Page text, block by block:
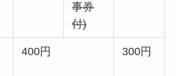
事券
付)
400円 300円